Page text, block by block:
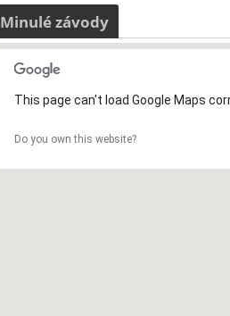
Minulé závody
This page can't load Google Maps
Do you own this website?